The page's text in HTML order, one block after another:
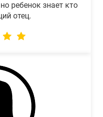
ребенок знает кто
отец.